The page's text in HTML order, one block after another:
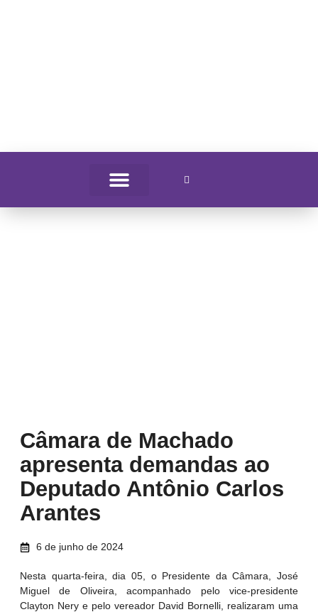
Câmara de Machado
apresenta demandas ao
Deputado Antônio Carlos
Arantes
6 de junho de 2024
Nesta quarta-feira, dia 05, o Presidente da Câmara, José
Miguel de Oliveira, acompanhado pelo vice-presidente
Clayton Nery e pelo vereador David Bornelli, realizaram uma